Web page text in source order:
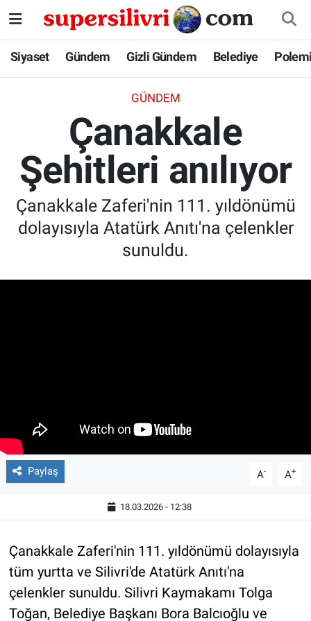
Siyaset Gündem Gizli Gündem Belediye
GÜNDEM
Çanakkale
Şehitleri anılıyor
Çanakkale Zaferi'nin 111. yıldönümü
dolayısıyla Atatürk Anıtı'na çelenkler
sunuldu.
Paylaş A- A+
18.03.2026 - 12:38
Çanakkale Zaferi'nin 111. yıldönümü dolayısıyla
tüm yurtta ve Silivri'de Atatürk Anıtı'na
çelenkler sunuldu. Silivri Kaymakamı Tolga
Toğan, Belediye Başkanı Bora Balcıoğlu ve
Siyaset
Gizli Gündem
Belediye
İstanbul Nöbetçi Eczaneler
İstanbul Hava Durumu
İstanbul Namaz Vakitleri
İstanbul Trafik Yoğunluk Haritası
Tüm Manşetler